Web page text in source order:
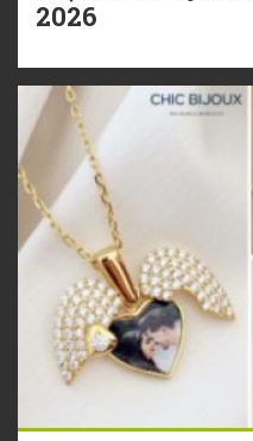
2026